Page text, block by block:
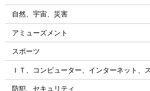
自然、宇宙、災害
アミューズメント
スポーツ
ＩＴ、コンピューター、インターネット、
防犯、セキュリティ